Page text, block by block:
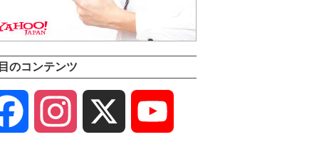
のコンテンツ
Facebook Instagram